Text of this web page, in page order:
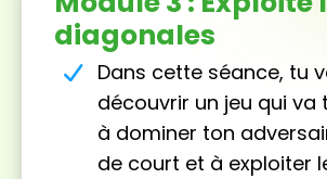
diagonales
Dans cette séance, tu
découvrir un jeu qui va
à dominer ton
de court et à exploiter